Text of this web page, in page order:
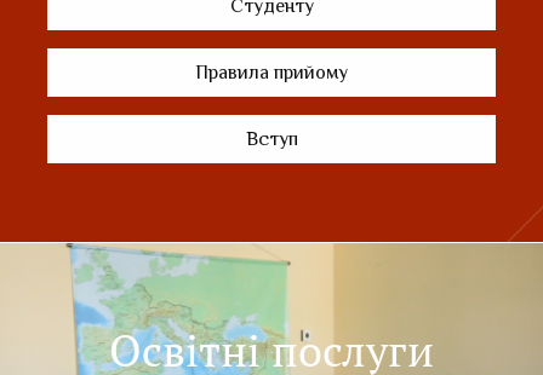
Студенту
Правила прийому
Вступ
Освітні послуги